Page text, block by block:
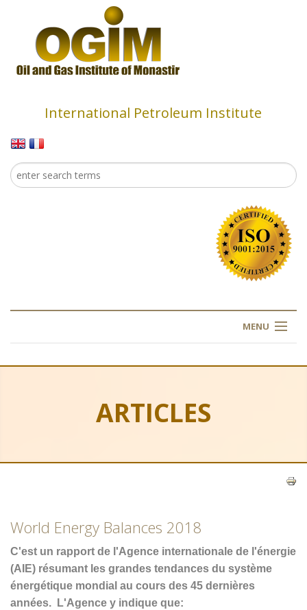
International Petroleum Institute
Search form
Search
MENU
FAQ
CONTACT US
ARTICLES
ARTICLES
World Energy Balances 2018
C'est un rapport de l'Agence internationale de l'énergie
(AIE) résumant les grandes tendances du système
énergétique mondial au cours des 45 dernières
années.
L'Agence y indique que: